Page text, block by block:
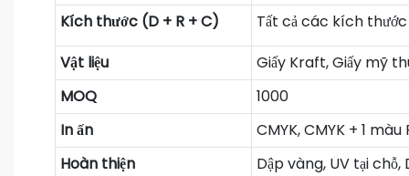
Kích thước (D + R + C)
Tất cả các kích
Vật liệu
Giấy Kraft, Giấy mỹ
MOQ
1000
In ấn
CMYK, CMYK + 1
Hoàn thiện
Dập vàng, UV tại